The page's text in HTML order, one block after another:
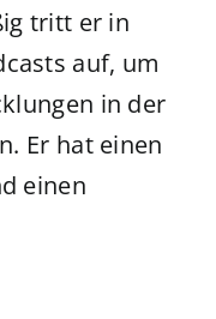
tritt er in
auf, um
in der
Er hat einen
einen